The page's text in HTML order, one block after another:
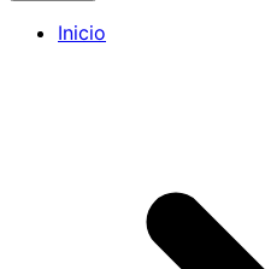
Inicio